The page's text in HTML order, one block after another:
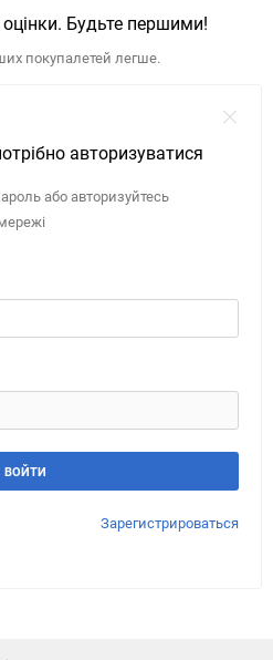
Будьте першими!
покупалетей легше.
авторизуватися
або авторизуйтесь
Зарегистрироваться